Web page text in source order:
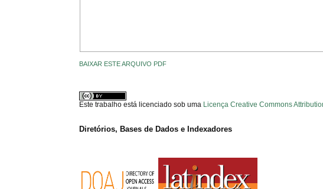
BAIXAR ESTE ARQUIVO PDF
Este trabalho está licenciado sob uma Licença Creative Commons
Diretórios, Bases de Dados e Indexadores